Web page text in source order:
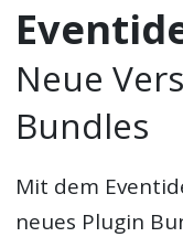
Neue
Bundles
Mit dem
neues Plugin